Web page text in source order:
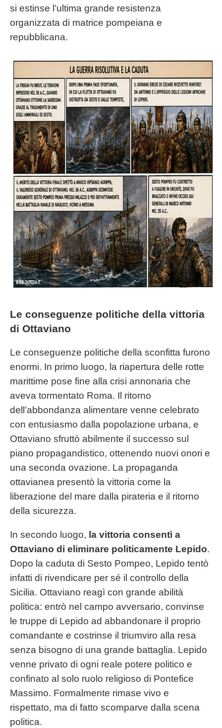
si estinse l’ultima grande resistenza
organizzata di matrice pompeiana e
repubblicana.
Le conseguenze politiche della vittoria
di Ottaviano
Le conseguenze politiche della sconfitta furono
enormi. In primo luogo, la riapertura delle rotte
marittime pose fine alla crisi annonaria che
aveva tormentato Roma. Il ritorno
dell’abbondanza alimentare venne celebrato
con entusiasmo dalla popolazione urbana, e
Ottaviano sfruttò abilmente il successo sul
piano propagandistico, ottenendo nuovi onori e
una seconda ovazione. La propaganda
ottavianea presentò la vittoria come la
liberazione del mare dalla pirateria e il ritorno
della sicurezza.
In secondo luogo, la vittoria consentì a
Ottaviano di eliminare politicamente Lepido.
Dopo la caduta di Sesto Pompeo, Lepido tentò
infatti di rivendicare per sé il controllo della
Sicilia. Ottaviano reagì con grande abilità
politica: entrò nel campo avversario, convinse
le truppe di Lepido ad abbandonare il proprio
comandante e costrinse il triumviro alla resa
senza bisogno di una grande battaglia. Lepido
venne privato di ogni reale potere politico e
confinato al solo ruolo religioso di Pontefice
Massimo. Formalmente rimase vivo e
rispettato, ma di fatto scomparve dalla scena
politica.